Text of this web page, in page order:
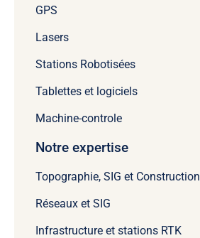
GPS
Lasers
Stations Robotisées
Tablettes et logiciels
Machine-controle
Notre expertise
Topographie, SIG et Construction
Réseaux et SIG
Infrastructure et stations RTK